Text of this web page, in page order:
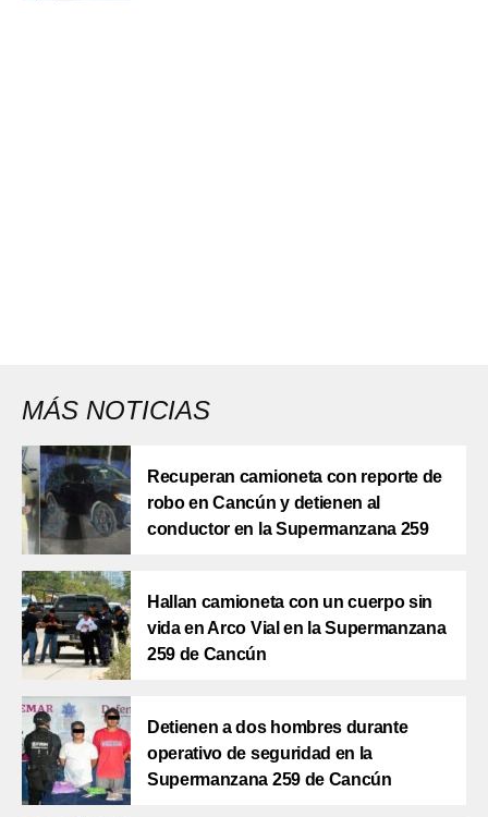
MÁS NOTICIAS
Recuperan camioneta con reporte de
robo en Cancún y detienen al
conductor en la Supermanzana 259
Hallan camioneta con un cuerpo sin
vida en Arco Vial en la Supermanzana
259 de Cancún
Detienen a dos hombres durante
operativo de seguridad en la
Supermanzana 259 de Cancún